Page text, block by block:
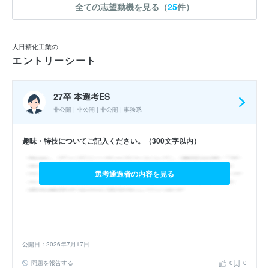
全ての志望動機を見る（25件）
大日精化工業の
エントリーシート
27卒 本選考ES
非公開 | 非公開 | 非公開 | 事務系
趣味・特技についてご記入ください。（300文字以内）
選考通過者の内容を見る
公開日：2026年7月17日
問題を報告する 0 0